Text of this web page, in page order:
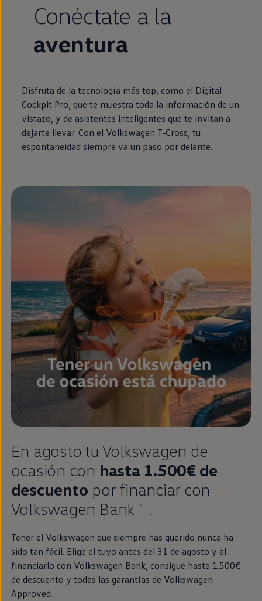
Conéctate a la
aventura
Disfruta de la tecnología más top, como el Digital
Cockpit Pro, que te muestra toda la información de un
vistazo, y de asistentes inteligentes que te invitan a
dejarte llevar. Con el Volkswagen T‑Cross, tu
espontaneidad siempre va un paso por delante.
En agosto tu Volkswagen de
ocasión con hasta 1.500€ de
descuento por financiar con
Volkswagen Bank 1
Tener el Volkswagen que siempre has querido nunca ha
sido tan fácil. Elige el tuyo antes del 31 de agosto y al
financiarlo con Volkswagen Bank, consigue hasta 1.500€
de descuento y todas las garantías de Volkswagen
Approved.